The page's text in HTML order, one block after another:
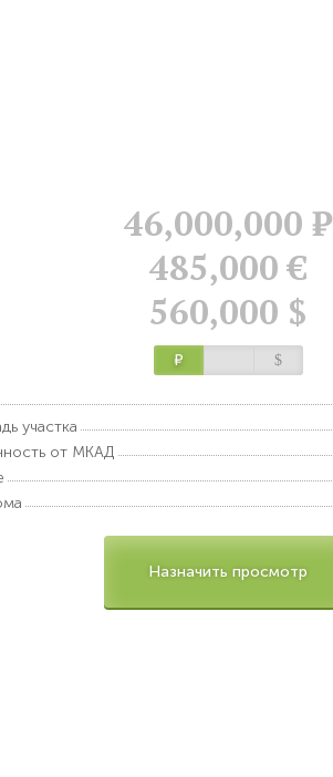
46,000,000 Р
485,000 €
560,000 $
Р $
участка
от МКАД
Назначить просмотр